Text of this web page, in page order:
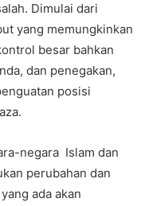
Dimulai dari
yang memungkinkan
besar bahkan
dan penegakan,
posisi
negara Islam dan
perubahan dan
ada akan